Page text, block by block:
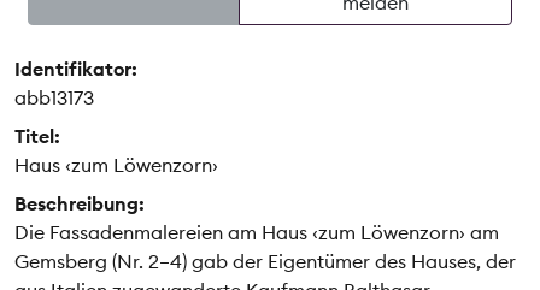
Identifikator:
abb13173
Titel:
Haus ‹zum Löwenzorn›
Beschreibung:
Die Fassadenmalereien am Haus ‹zum Löwenzorn› am
Gemsberg (Nr. 2–4) gab der Eigentümer des Hauses, der